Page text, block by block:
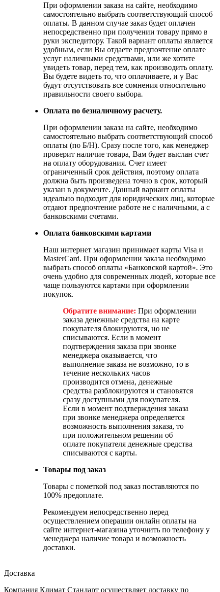
При оформлении заказа на сайте, необходимо
самостоятельно выбрать соответствующий способ
оплаты. В данном случае заказ будет оплачен
непосредственно при получении товару прямо в
руки экспедитору. Такой вариант оплаты является
удобным, если Вы отдаете предпочтение оплате
услуг наличными средствами, или же хотите
увидеть товар, перед тем, как производить оплату.
Вы будете видеть то, что оплачиваете, и у Вас
будут отсутствовать все сомнения относительно
правильности своего выбора.
Оплата по безналичному расчету.
При оформлении заказа на сайте, необходимо
самостоятельно выбрать соответствующий способ
оплаты (по Б/Н). Сразу после того, как менеджер
проверит наличие товара, Вам будет выслан счет
на оплату оборудования. Счет имеет
ограниченный срок действия, поэтому оплата
должна быть произведена точно в срок, который
указан в документе. Данный вариант оплаты
идеально подходит для юридических лиц, которые
отдают предпочтение работе не с наличными, а с
банковскими счетами.
Оплата банковскими картами
Наш интернет магазин принимает карты Visa и
MasterCard. При оформлении заказа необходимо
выбрать способ оплаты «Банковской картой». Это
очень удобно для современных людей, которые все
чаще пользуются картами при оформлении
покупок.
Обратите внимание: При оформлении
заказа денежные средства на карте
покупателя блокируются, но не
списываются. Если в момент
подтверждения заказа при звонке
менеджера оказывается, что
выполнение заказа не возможно, то в
течение нескольких часов
производится отмена, денежные
средства разблокируются и становятся
сразу доступными для покупателя.
Если в момент подтверждения заказа
при звонке менеджера определяется
возможность выполнения заказа, то
при положительном решении об
оплате покупателя денежные средства
списываются с карты.
Товары под заказ
Товары с пометкой под заказ поставляются по
100% предоплате.
Рекомендуем непосредственно перед
осуществлением операции онлайн оплаты на
сайте интернет-магазина уточнить по телефону у
менеджера наличие товара и возможность
доставки.
Доставка
Компания Климат Стандарт осуществляет доставку по